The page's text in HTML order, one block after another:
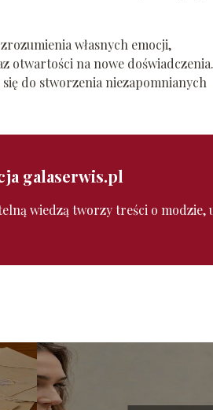
własnych emocji,
otwartości na nowe doświadczenia.
do stworzenia niezapomnianych
galaserwis.pl
wiedzą tworzy treści o